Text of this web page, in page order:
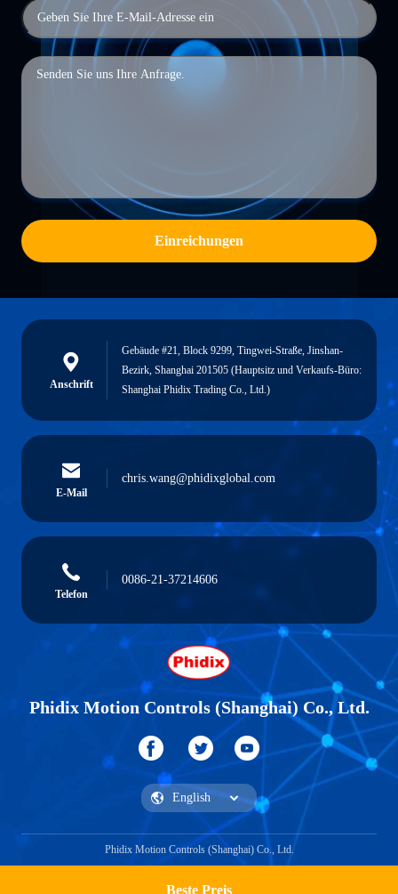
Beste Preis
Einreichungen
Anschrift
Gebäude #21, Block 9299, Tingwei-Straße, Jinshan-
Bezirk, Shanghai 201505 (Hauptsitz und Verkaufs-Büro:
Shanghai Phidix Trading Co., Ltd.)
E-Mail
chris.wang@phidixglobal.com
Telefon
0086-21-37214606
Phidix Motion Controls (Shanghai) Co., Ltd.
Phidix Motion Controls (Shanghai) Co., Ltd.